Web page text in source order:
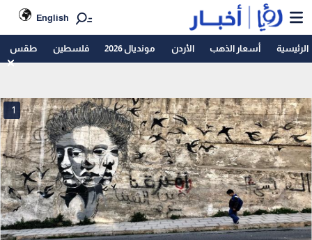
English
الرئيسية أسعار الذهب الأردن مونديال 2026 فلسطين طقس
1